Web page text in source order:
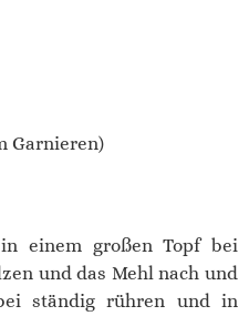
Garnieren)
einem großen Topf bei
und das Mehl nach und
ständig rühren und in